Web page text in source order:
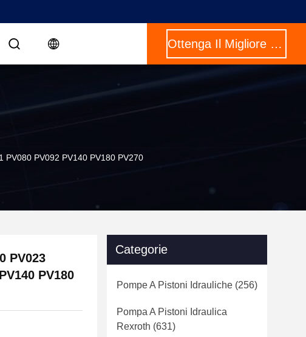
Ottenga Il Migliore Prezzo
PV080 PV092 PV140 PV180 PV270
PV023
PV180
Categorie
Pompe A Pistoni Idrauliche (256)
Pompa A Pistoni Idraulica
Rexroth (631)